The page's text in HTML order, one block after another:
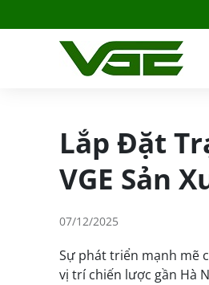
Lắp Đặt
VGE Sản
07/12/2025
Sự phát triển mạnh mẽ
vị trí chiến lược gần Hà